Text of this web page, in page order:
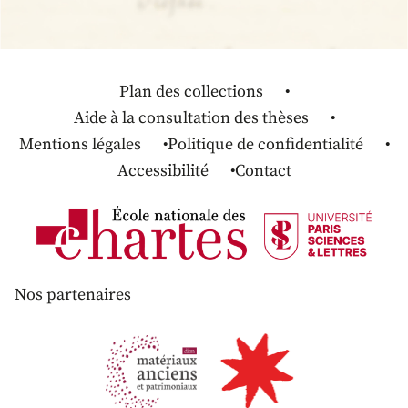
Plan des collections
Aide à la consultation des thèses
Mentions légales
Politique de confidentialité
Accessibilité
Contact
Nos partenaires